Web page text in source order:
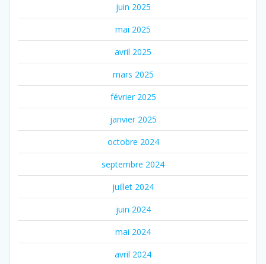
juin 2025
mai 2025
avril 2025
mars 2025
février 2025
janvier 2025
octobre 2024
septembre 2024
juillet 2024
juin 2024
mai 2024
avril 2024